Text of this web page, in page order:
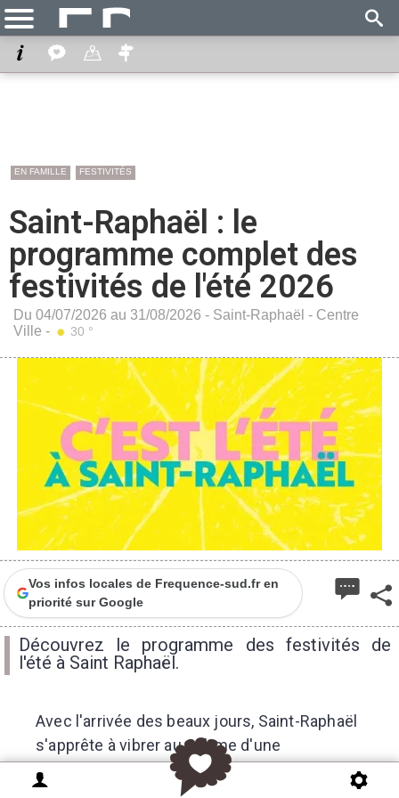
EN FAMILLE FESTIVITÉS
Saint-Raphaël : le
programme complet des
festivités de l'été 2026
Du 04/07/2026 au 31/08/2026 - Saint-Raphaël - Centre
Ville - 30 °
1
Vos infos locales de Frequence-sud.fr en
priorité sur Google
Découvrez le programme des festivités de
l'été à Saint Raphaël.
Avec l'arrivée des beaux jours, Saint-Raphaël
s'apprête à vibrer au rythme d'une
programmation estivale riche et festive. Jazz,
musique de chambre, fête des pêcheurs, feux